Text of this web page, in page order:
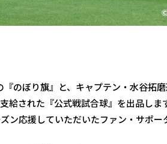
のぼり旗』と、キャプテン・水谷拓
給された『公式戦試合球』を出品しま
ン応援していただいたファン・サポー